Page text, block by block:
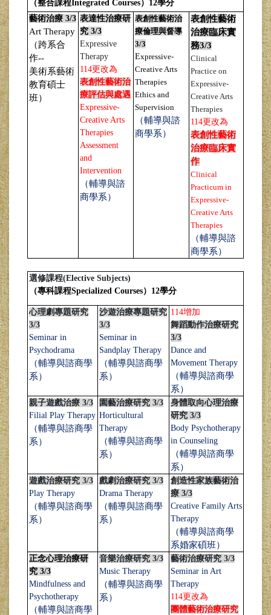
（整合課程Integrated Courses）12學分
藝術治療 3/3
Art Therapy
（跨系合
作--
美術系藝術
教育碩士
班）
表達性治療研
究 3/3
Expressive
Therapy
114更改為
表創性藝術治
療評估與處遇
Expressive-
Creative Arts
Therapies
Assessment
and
Intervention
（輔導與諮
商學系）
表創性藝術治
療倫理與督導
3/3
Expressive-
Creative Arts
Therapies
Ethics and
Supervision
（輔導與諮
商學系）
表創性藝術
治療臨床實
務3/3
Clinical
Practice on
Expressive-
Creative Arts
Therapies
114更改為
表創性藝術
治療臨床實
作
Clinical
Practicum in
Expressive-
Creative Arts
Therapies
（輔導與諮
商學系）
選修課程(Elective Subjects)
（專科課程Specialized Courses）12學分
心理劇專題研究
3/3
Seminar in
Psychodrama
（輔導與諮商學
系）
沙遊治療專題研究
3/3
Seminar in
Sandplay Therapy
（輔導與諮商學
系）
114增加
舞蹈動作治療研究
3/3
Dance and
Movement Therapy
（輔導與諮商學
系）
親子遊戲治療 3/3
Filial Play Therapy
（輔導與諮商學
系）
園藝治療研究 3/3
Horticultural
Therapy
（輔導與諮商學
系）
身體取向心理治療
研究 3/3
Body Psychotherapy
in Counseling
（輔導與諮商學
系）
遊戲治療研究 3/3
Play Therapy
（輔導與諮商學
系）
戲劇治療研究 3/3
Drama Therapy
（輔導與諮商學
系）
創造性家族藝術治
療 3/3
Creative Family Arts
Therapy
（輔導與諮商學
系婚家碩班）
正念心理治療研
究 3/3
Mindfulness and
Psychotherapy
（輔導與諮商學
音樂治療研究 3/3
Music Therapy
（輔導與諮商學
系）
藝術治療研究 3/3
Seminar in Art
Therapy
114更改為
團體藝術治療研究